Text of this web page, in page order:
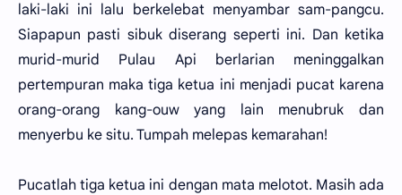
laki-laki ini lalu berkelebat menyambar sam-pangcu.
Siapapun pasti sibuk diserang seperti ini. Dan ketika
murid-murid Pulau Api berlarian meninggalkan
pertempuran maka tiga ketua ini menjadi pucat karena
orang-orang kang-ouw yang lain menubruk dan
menyerbu ke situ. Tumpah melepas kemarahan!
Pucatlah tiga ketua ini dengan mata melotot. Masih ada